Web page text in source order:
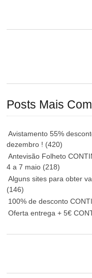
Posts Mais
Avistamento 55%
dezembro ! (420)
Antevisão Folheto
4 a 7 maio (218)
Alguns sites para obter
(146)
100% de desconto
Oferta entrega + 5€